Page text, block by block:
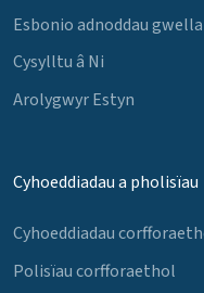
Esbonio adnoddau gwella
Cysylltu â Ni
Arolygwyr Estyn
Cyhoeddiadau a pholisïau
Cyhoeddiadau
Polisïau corfforaethol